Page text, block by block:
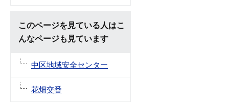
このページを見ている人はこ
んなページも見ています
中区地域安全センター
花畑交番